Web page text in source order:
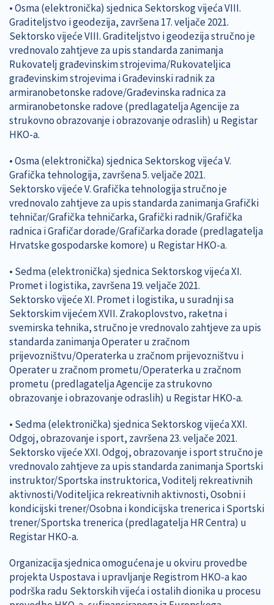
• Osma (elektronička) sjednica Sektorskog vijeća VIII.
Graditeljstvo i geodezija, završena 17. veljače 2021.
Sektorsko vijeće VIII. Graditeljstvo i geodezija stručno je
vrednovalo zahtjeve za upis standarda zanimanja
Rukovatelj građevinskim strojevima/Rukovateljica
građevinskim strojevima i Građevinski radnik za
armiranobetonske radove/Građevinska radnica za
armiranobetonske radove (predlagatelja Agencije za
strukovno obrazovanje i obrazovanje odraslih) u Registar
HKO-a.
• Osma (elektronička) sjednica Sektorskog vijeća V.
Grafička tehnologija, završena 5. veljače 2021.
Sektorsko vijeće V. Grafička tehnologija stručno je
vrednovalo zahtjeve za upis standarda zanimanja Grafički
tehničar/Grafička tehničarka, Grafički radnik/Grafička
radnica i Grafičar dorade/Grafičarka dorade (predlagatelja
Hrvatske gospodarske komore) u Registar HKO-a.
• Sedma (elektronička) sjednica Sektorskog vijeća XI.
Promet i logistika, završena 19. veljače 2021.
Sektorsko vijeće XI. Promet i logistika, u suradnji sa
Sektorskim vijećem XVII. Zrakoplovstvo, raketna i
svemirska tehnika, stručno je vrednovalo zahtjeve za upis
standarda zanimanja Operater u zračnom
prijevozništvu/Operaterka u zračnom prijevozništvu i
Operater u zračnom prometu/Operaterka u zračnom
prometu (predlagatelja Agencije za strukovno
obrazovanje i obrazovanje odraslih) u Registar HKO-a.
• Sedma (elektronička) sjednica Sektorskog vijeća XXI.
Odgoj, obrazovanje i sport, završena 23. veljače 2021.
Sektorsko vijeće XXI. Odgoj, obrazovanje i sport stručno je
vrednovalo zahtjeve za upis standarda zanimanja Sportski
instruktor/Sportska instruktorica, Voditelj rekreativnih
aktivnosti/Voditeljica rekreativnih aktivnosti, Osobni i
kondicijski trener/Osobna i kondicijska trenerica i Sportski
trener/Sportska trenerica (predlagatelja HR Centra) u
Registar HKO-a.
Organizacija sjednica omogućena je u okviru provedbe
projekta Uspostava i upravljanje Registrom HKO-a kao
podrška radu Sektorskih vijeća i ostalih dionika u procesu